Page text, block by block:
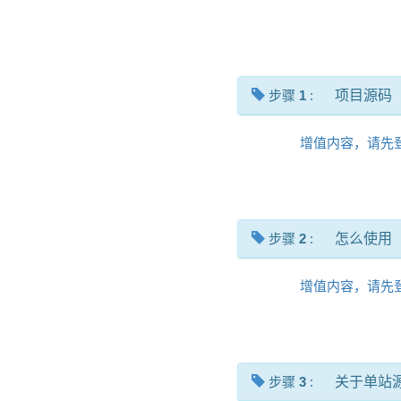
步骤 1 : 项目源码
增值内容，请先
步骤 2 : 怎么使用
增值内容，请先
步骤 3 : 关于单站